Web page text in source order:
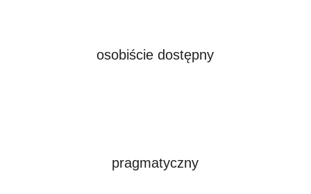
osobiście dostępny
pragmatyczny